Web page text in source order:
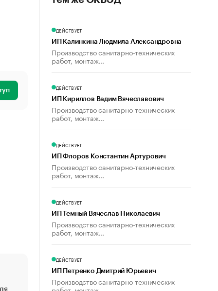
«От спорта тело стареет иначе». Как живет глава
ДЕЙСТВУЕТ
ИП Калинкина Людмила Александровна
Производство санитарно-технических
работ, монтаж...
ДЕЙСТВУЕТ
ИП Кириллов Вадим Вячеславович
Производство санитарно-технических
работ, монтаж...
ДЕЙСТВУЕТ
ИП Флоров Константин Артурович
Производство санитарно-технических
работ, монтаж...
ДЕЙСТВУЕТ
ИП Темный Вячеслав Николаевич
Производство санитарно-технических
работ, монтаж...
ДЕЙСТВУЕТ
ИП Петренко Дмитрий Юрьевич
Производство санитарно-технических